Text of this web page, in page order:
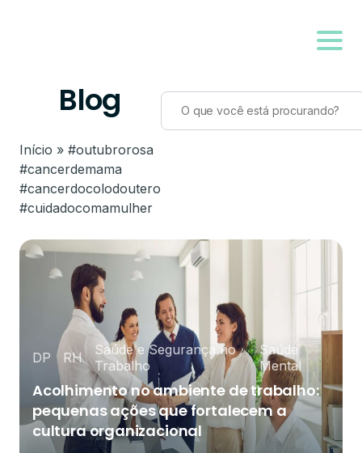
Blog
Início » #outubrorosa
#cancerdemama
#cancerdocolodoutero
#cuidadocomamulher
DP RH
Saúde e Segurança no
Trabalho
Saúde
Mental
Acolhimento no ambiente de trabalho:
pequenas ações que fortalecem a
cultura organizacional